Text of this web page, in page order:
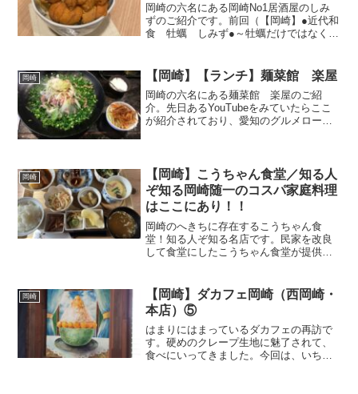
岡崎の六名にある岡崎No1居酒屋のしみ
ずのご紹介です。前回（【岡崎】●近代和
食 牡蠣 しみず●～牡蠣だけではなくお
持ちが高まりいってきました。改めてい
きましたが、やっぱ...
岡崎 【岡崎】【ランチ】麺菜館 楽屋
岡崎の六名にある麺菜館 楽屋のご紹
介。先日あるYouTubeをみていたらここ
が紹介されており、愛知のグルメローカ
にチャーハンが載せ...
岡崎
【岡崎】こうちゃん食堂／知る人
ぞ知る岡崎随一のコスパ家庭料理
はここにあり！！
岡崎のへきちに存在するこうちゃん食
堂！知る人ぞ知る名店です。民家を改良
して食堂にしたこうちゃん食堂が提供し
大満足！ちょっと遠いですが、そこまで
足を伸ばしてでも食べてみた...
岡崎
【岡崎】ダカフェ岡崎（西岡崎・
本店）⑤
はまりにはまっているダカフェの再訪で
す。硬めのクレープ生地に魅了されて、
食べにいってきました。今回は、いちご